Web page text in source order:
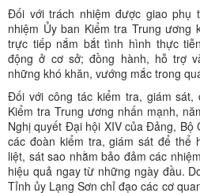
Đối với trách nhiệm được giao phụ
nhiệm Ủy ban Kiểm tra Trung ương
trực tiếp nắm bắt tình hình thực
động ở cơ sở; đồng hành, hỗ trợ
những khó khăn, vướng mắc trong
Đối với công tác kiểm tra, giám sát,
Kiểm tra Trung ương nhấn mạnh,
Nghị quyết Đại hội XIV của Đảng, Bộ
các đoàn kiểm tra, giám sát để thể
liệt, sát sao nhằm bảo đảm các
hiệu quả ngay từ những ngày đầu.
Tỉnh ủy Lạng Sơn chỉ đạo các cơ